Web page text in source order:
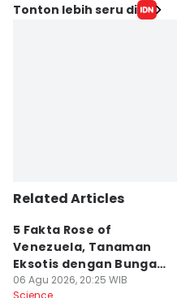
Tonton lebih seru di
Related Articles
5 Fakta Rose of
Venezuela, Tanaman
Eksotis dengan Bunga
Merah Menyala
06 Agu 2026, 20:25 WIB
Science